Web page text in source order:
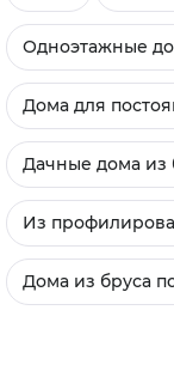
Одноэтажные
Дома для
Дачные дома из
Из
Дома из бруса